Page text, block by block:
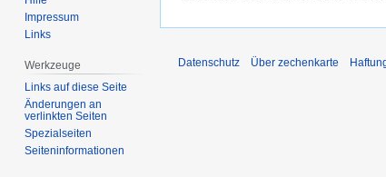
Impressum
Links
Werkzeuge
Links auf diese Seite
Änderungen an
verlinkten Seiten
Spezialseiten
Seiten­­informationen
Datenschutz Über zechenkarte